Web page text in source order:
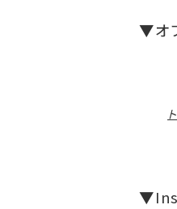
▼オ